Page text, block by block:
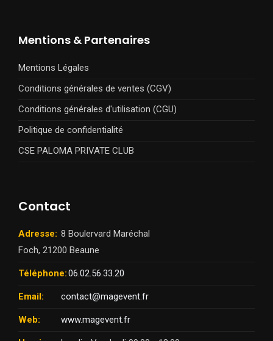
Mentions & Partenaires
Mentions Légales
Conditions générales de ventes (CGV)
Conditions générales d'utilisation (CGU)
Politique de confidentialité
CSE PALOMA PRIVATE CLUB
Contact
Adresse: 8 Boulervard Maréchal
Foch, 21200 Beaune
Téléphone:06.02.56.33.20
Email: contact@magevent.fr
Web: www.magevent.fr